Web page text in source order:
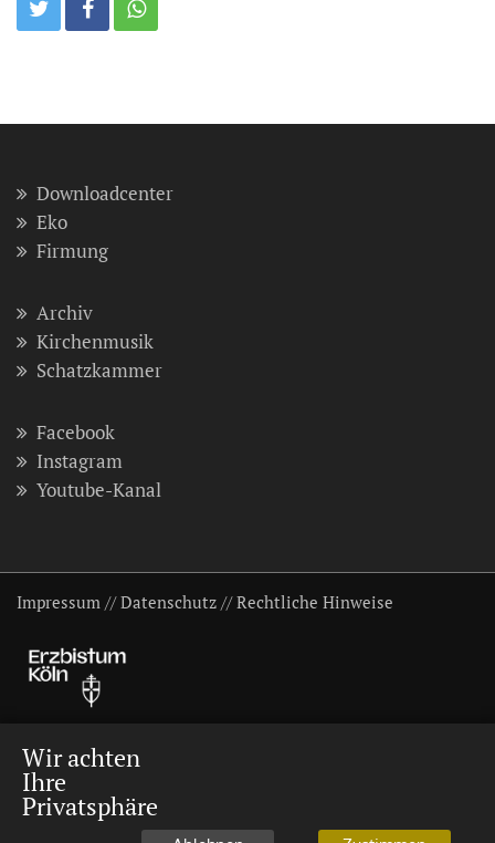
Downloadcenter
Eko
Firmung
Archiv
Kirchenmusik
Schatzkammer
Facebook
Instagram
Youtube-Kanal
Impressum //Datenschutz //Rechtliche Hinweise
Wir achten
Ihre
Privatsphäre